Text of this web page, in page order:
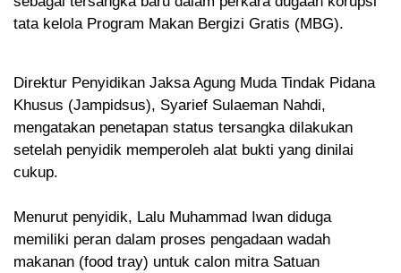
tata kelola Program Makan Bergizi Gratis (MBG).
‎Direktur Penyidikan Jaksa Agung Muda Tindak Pidana
Khusus (Jampidsus), Syarief Sulaeman Nahdi,
mengatakan penetapan status tersangka dilakukan
setelah penyidik memperoleh alat bukti yang dinilai
cukup.
‎Menurut penyidik, Lalu Muhammad Iwan diduga
memiliki peran dalam proses pengadaan wadah
makanan (food tray) untuk calon mitra Satuan